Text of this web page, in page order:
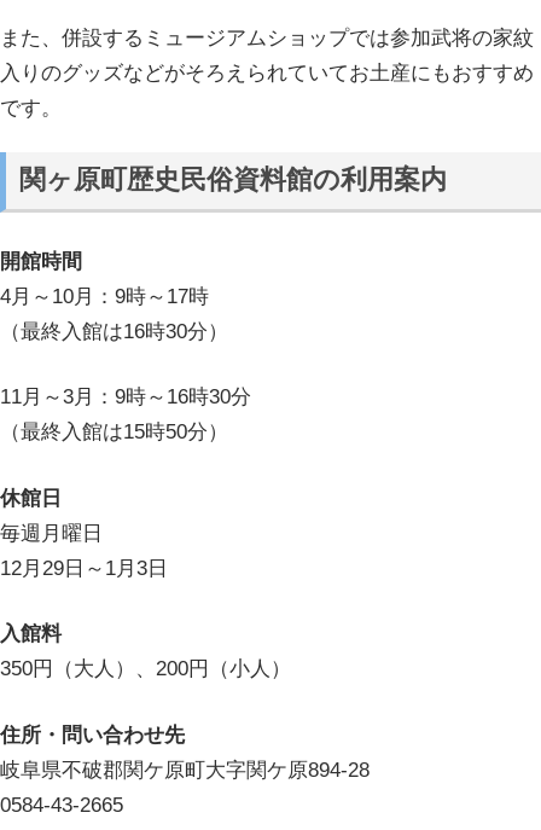
また、併設するミュージアムショップでは参加武将の家紋
入りのグッズなどがそろえられていてお土産にもおすすめ
です。
関ヶ原町歴史民俗資料館の利用案内
開館時間
4月～10月：9時～17時
（最終入館は16時30分）
11月～3月：9時～16時30分
（最終入館は15時50分）
休館日
毎週月曜日
12月29日～1月3日
入館料
350円（大人）、200円（小人）
住所・問い合わせ先
岐阜県不破郡関ケ原町大字関ケ原894-28
0584-43-2665